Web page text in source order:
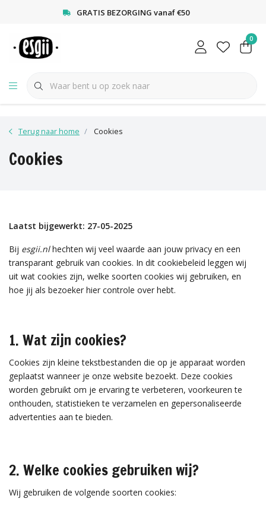
GRATIS BEZORGING vanaf €50
0
Terug naar home Cookies
Cookies
Laatst bijgewerkt: 27-05-2025
Bij esgii.nlhechten wij veel waarde aan jouw privacy en een
transparant gebruik van cookies. In dit cookiebeleid leggen wij
uit wat cookies zijn, welke soorten cookies wij gebruiken, en
hoe jij als bezoeker hier controle over hebt.
1. Wat zijn cookies?
Cookies zijn kleine tekstbestanden die op je apparaat worden
geplaatst wanneer je onze website bezoekt. Deze cookies
worden gebruikt om je ervaring te verbeteren, voorkeuren te
onthouden, statistieken te verzamelen en gepersonaliseerde
advertenties aan te bieden.
2. Welke cookies gebruiken wij?
Wij gebruiken de volgende soorten cookies: